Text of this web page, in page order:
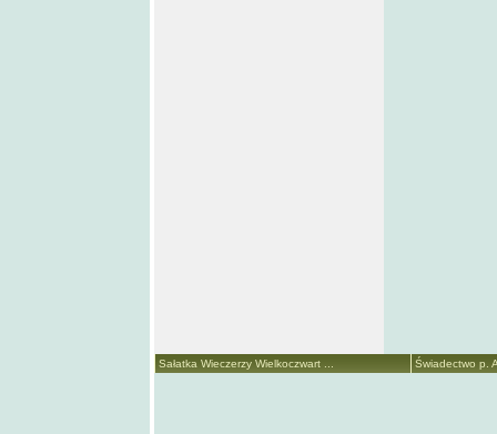
Sałatka Wieczerzy Wielkoczwart ... Świadectwo p.